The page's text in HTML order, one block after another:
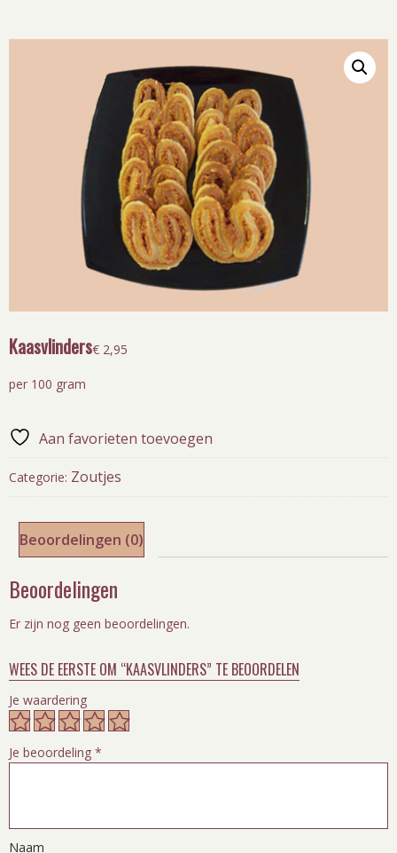
Kaasvlinders€ 2,95
per 100 gram
Aan favorieten toevoegen
Categorie: Zoutjes
Beoordelingen (0)
Beoordelingen
Er zijn nog geen beoordelingen.
WEES DE EERSTE OM “KAASVLINDERS” TE BEOORDELEN
Je waardering
Je beoordeling *
Naam